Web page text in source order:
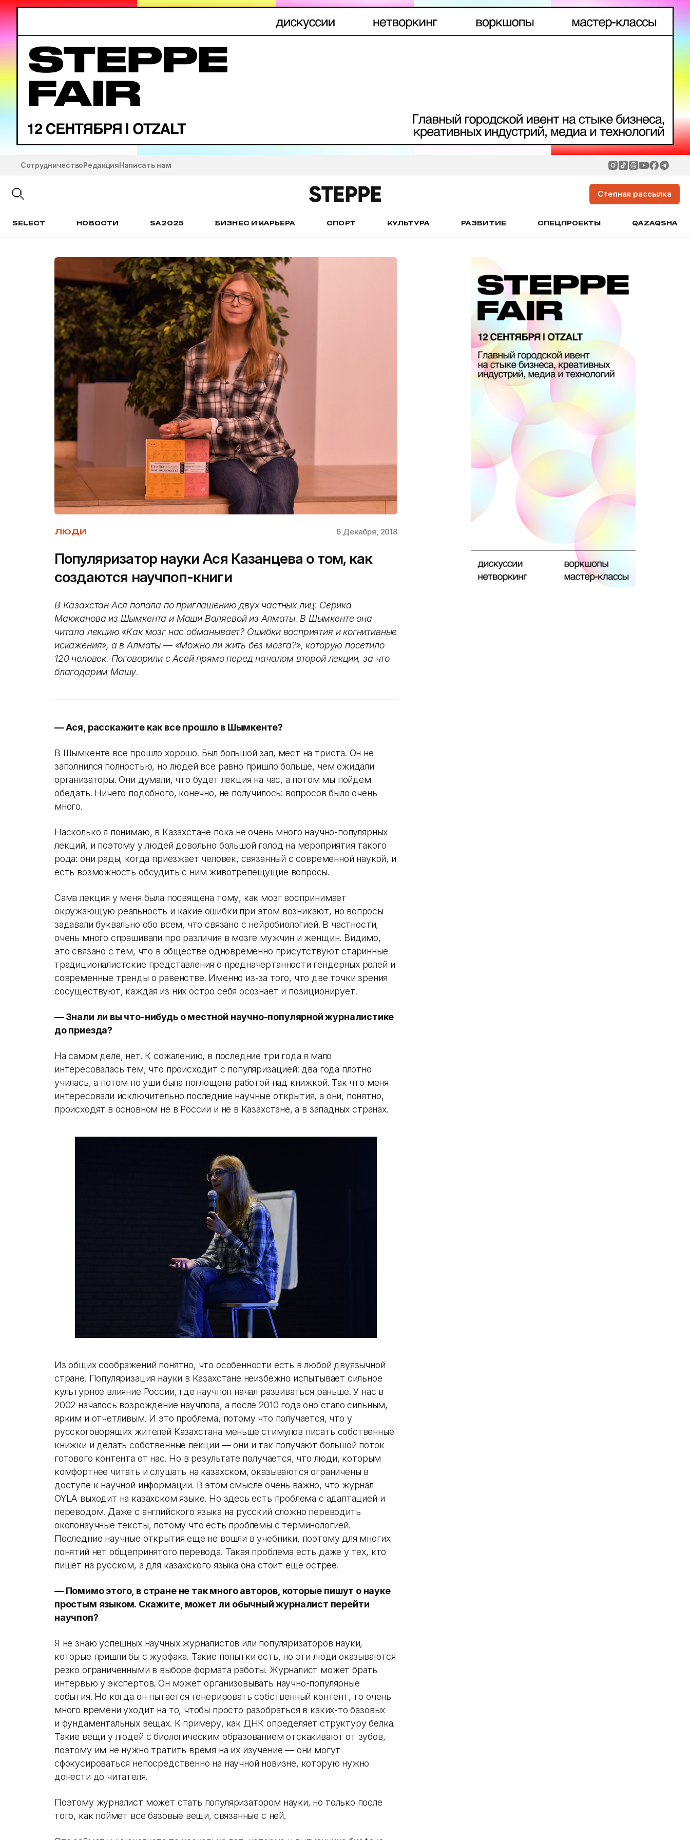
СотрудничествоРедакцияНаписать нам
Степная рассылка
SELECT НОВОСТИ SA2025 БИЗНЕС И КАРЬЕРА СПОРТ КУЛЬТУРА РАЗВИТИЕ СПЕЦПРОЕКТЫ QAZAQSHA
ЛЮДИ 6 Декабря, 2018
Популяризатор науки Ася Казанцева о том, как
создаются научпоп-книги
В Казахстан Ася попала по приглашению двух частных лиц: Серика
Макжанова из Шымкента и Маши Валяевой из Алматы. В Шымкенте она
читала лекцию «Как мозг нас обманывает? Ошибки восприятия и когнитивные
искажения», а в Алматы — «Можно ли жить без мозга?», которую посетило
120 человек. Поговорили с Асей прямо перед началом второй лекции, за что
благодарим Машу.
— Ася, расскажите как все прошло в Шымкенте?
В Шымкенте все прошло хорошо. Был большой зал, мест на триста. Он не
заполнился полностью, но людей все равно пришло больше, чем ожидали
организаторы. Они думали, что будет лекция на час, а потом мы пойдем
обедать. Ничего подобного, конечно, не получилось: вопросов было очень
много.
Насколько я понимаю, в Казахстане пока не очень много научно-популярных
лекций, и поэтому у людей довольно большой голод на мероприятия такого
рода: они рады, когда приезжает человек, связанный с современной наукой, и
есть возможность обсудить с ним животрепещущие вопросы.
Сама лекция у меня была посвящена тому, как мозг воспринимает
окружающую реальность и какие ошибки при этом возникают, но вопросы
задавали буквально обо всем, что связано с нейробиологией. В частности,
очень много спрашивали про различия в мозге мужчин и женщин. Видимо,
это связано с тем, что в обществе одновременно присутствуют старинные
традиционалистские представления о предначертанности гендерных ролей и
современные тренды о равенстве. Именно из-за того, что две точки зрения
сосуществуют, каждая из них остро себя осознает и позиционирует.
— Знали ли вы что-нибудь о местной научно-популярной журналистике
до приезда?
На самом деле, нет. К сожалению, в последние три года я мало
интересовалась тем, что происходит с популяризацией: два года плотно
училась, а потом по уши была поглощена работой над книжкой. Так что меня
интересовали исключительно последние научные открытия, а они, понятно,
происходят в основном не в России и не в Казахстане, а в западных странах.
Из общих соображений понятно, что особенности есть в любой двуязычной
стране. Популяризация науки в Казахстане неизбежно испытывает сильное
культурное влияние России, где научпоп начал развиваться раньше. У нас в
2002 началось возрождение научпопа, а после 2010 года оно стало сильным,
ярким и отчетливым. И это проблема, потому что получается, что у
русскоговорящих жителей Казахстана меньше стимулов писать собственные
книжки и делать собственные лекции — они и так получают большой поток
готового контента от нас. Но в результате получается, что люди, которым
комфортнее читать и слушать на казахском, оказываются ограничены в
доступе к научной информации. В этом смысле очень важно, что журнал
OYLA выходит на казахском языке. Но здесь есть проблема с адаптацией и
переводом. Даже с английского языка на русский сложно переводить
околонаучные тексты, потому что есть проблемы с терминологией.
Последние научные открытия еще не вошли в учебники, поэтому для многих
понятий нет общепринятого перевода. Такая проблема есть даже у тех, кто
пишет на русском, а для казахского языка она стоит еще острее.
— Помимо этого, в стране не так много авторов, которые пишут о науке
простым языком. Скажите, может ли обычный журналист перейти
научпоп?
Я не знаю успешных научных журналистов или популяризаторов науки,
которые пришли бы с журфака. Такие попытки есть, но эти люди оказываются
резко ограниченными в выборе формата работы. Журналист может брать
интервью у экспертов. Он может организовывать научно-популярные
события. Но когда он пытается генерировать собственный контент, то очень
много времени уходит на то, чтобы просто разобраться в каких-то базовых
и фундаментальных вещах. К примеру, как ДНК определяет структуру белка.
Такие вещи у людей с биологическим образованием отскакивают от зубов,
поэтому им не нужно тратить время на их изучение — они могут
сфокусироваться непосредственно на научной новизне, которую нужно
донести до читателя.
Поэтому журналист может стать популяризатором науки, но только после
того, как поймет все базовые вещи, связанные с ней.